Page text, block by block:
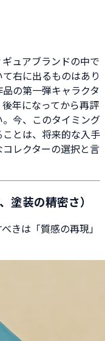
ュアブランドの中で
右に出るものはあり
の第一弾キャラクタ
年になってから再評
今、このタイミング
とは、将来的な入手
レクターの選択と言
塗装の精密さ）
きは「質感の再現」